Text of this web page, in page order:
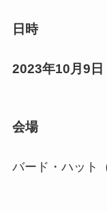
日時
2023年10月9
会場
バード・ハット